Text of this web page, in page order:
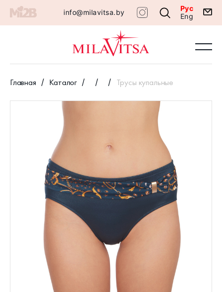
info@milavitsa.by
Рус
Eng
Главная Каталог Трусы купальные